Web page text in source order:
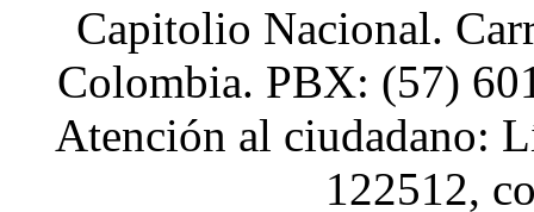
Capitolio Nacional.
Colombia. PBX: (57)
Atención al ciudadano:
122512,